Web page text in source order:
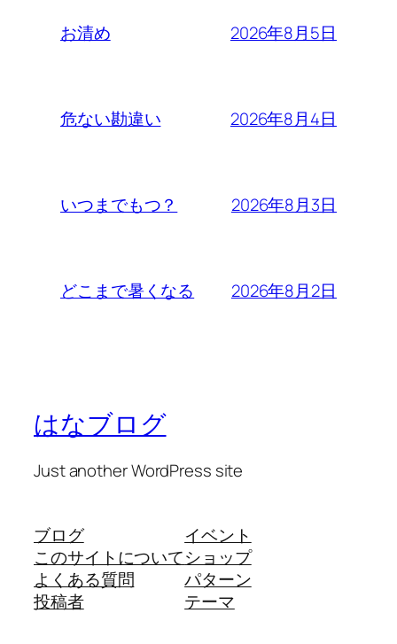
お清め 2026年8月5日
危ない勘違い 2026年8月4日
いつまでもつ？ 2026年8月3日
どこまで暑くなる 2026年8月2日
はなブログ
Just another WordPress site
ブログ
このサイトについて
よくある質問
投稿者
イベント
ショップ
パターン
テーマ